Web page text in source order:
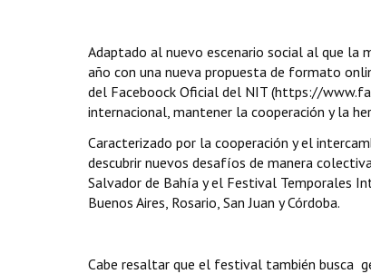
Adaptado al nuevo escenario social al que la
año con una nueva propuesta de formato
del Faceboock Oficial del NIT (https://
internacional, mantener la cooperación y la
Caracterizado por la cooperación y el
descubrir nuevos desafíos de manera
Salvador de Bahía y el Festival Temporales
Buenos Aires, Rosario, San Juan y Córdoba.
Cabe resaltar que el festival también busca